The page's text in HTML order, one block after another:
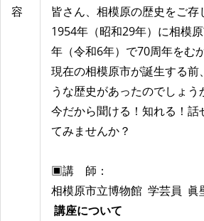
容
皆さん、相模原の歴史をご存
1954年（昭和29年）に相模
年（令和6年）で70周年をむ
現在の相模原市が誕生する前
うな歴史があったのでしょう
今だから聞ける！知れる！話
てみませんか？
▣講 師：
相模原市立博物館 学芸員 眞
講座について